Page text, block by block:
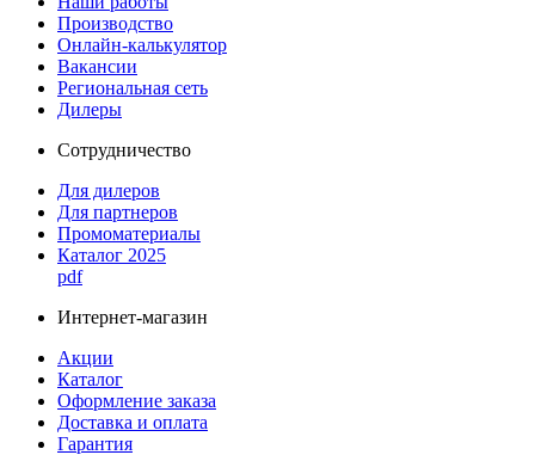
Производство
Онлайн-калькулятор
Вакансии
Региональная сеть
Дилеры
Сотрудничество
Для дилеров
Для партнеров
Промоматериалы
Каталог 2025
pdf
Интернет-магазин
Акции
Каталог
Оформление заказа
Доставка и оплата
Гарантия